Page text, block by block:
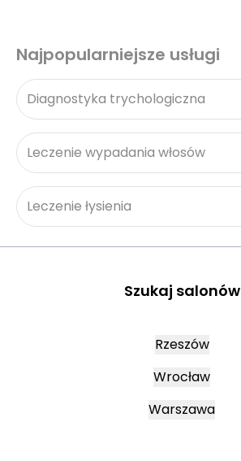
Najpopularniejsze usługi
Diagnostyka trychologiczna
Leczenie wypadania włosów
Leczenie łysienia
Szukaj salonów
Rzeszów
Wrocław
Warszawa